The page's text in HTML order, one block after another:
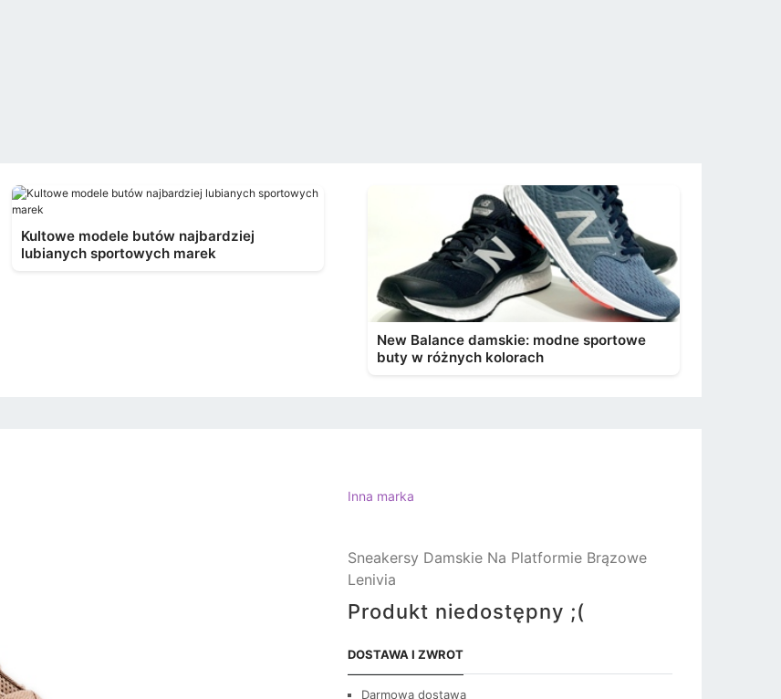
Kultowe modele butów najbardziej
lubianych sportowych marek
New Balance damskie: modne sportowe
buty w różnych kolorach
Inna marka
Sneakersy Damskie Na Platformie Brązowe
Lenivia
Produkt niedostępny ;(
DOSTAWA I ZWROT
Darmowa dostawa